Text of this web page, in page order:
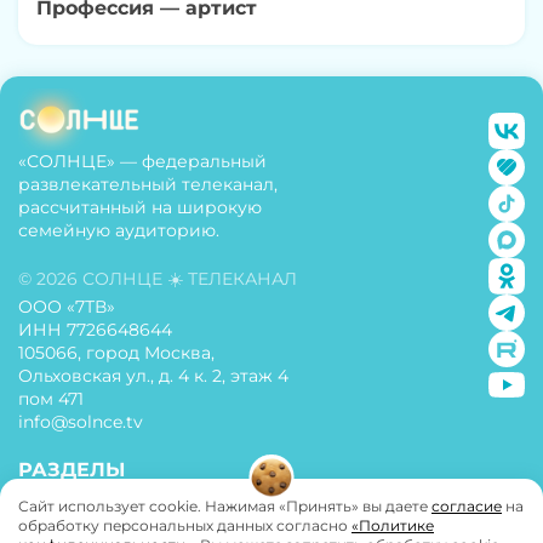
Профессия — артист
«СОЛНЦЕ» — федеральный
развлекательный телеканал,
рассчитанный на широкую
семейную аудиторию.
© 2026 СОЛНЦЕ ☀️ ТЕЛЕКАНАЛ
ООО «7ТВ»
ИНН 7726648644
105066, город Москва,
Ольховская ул., д. 4 к. 2, этаж 4
пом 471
info@solnce.tv
РАЗДЕЛЫ
О телеканале
Сайт использует cookie. Нажимая «Принять» вы даете согласие на
обработку персональных данных согласно «Политике